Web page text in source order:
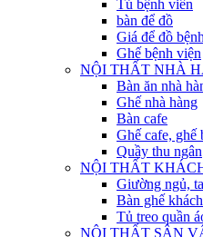
Tủ bệnh viên
bàn để đồ
Giá để đồ
Ghế bệnh viện
NỘI THẤT NHÀ
Bàn ăn nhà
Ghế nhà hàng
Bàn cafe
Ghế cafe, ghế
Quầy thu ngân
NỘI THẤT
Giường ngủ,
Bàn ghế
Tủ treo quần
NỘI THẤT SÂN